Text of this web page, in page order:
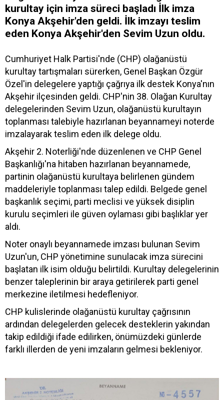
kurultay için imza süreci başladı İlk imza
Konya Akşehir'den geldi. İlk imzayı teslim
eden Konya Akşehir'den Sevim Uzun oldu.
Cumhuriyet Halk Partisi'nde (CHP) olağanüstü
kurultay tartışmaları sürerken, Genel Başkan Özgür
Özel'in delegelere yaptığı çağrıya ilk destek Konya'nın
Akşehir ilçesinden geldi. CHP'nin 38. Olağan Kurultay
delegelerinden Sevim Uzun, olağanüstü kurultayın
toplanması talebiyle hazırlanan beyannameyi noterde
imzalayarak teslim eden ilk delege oldu.
Akşehir 2. Noterliği'nde düzenlenen ve CHP Genel
Başkanlığı'na hitaben hazırlanan beyannamede,
partinin olağanüstü kurultaya belirlenen gündem
maddeleriyle toplanması talep edildi. Belgede genel
başkanlık seçimi, parti meclisi ve yüksek disiplin
kurulu seçimleri ile güven oylaması gibi başlıklar yer
aldı.
Noter onaylı beyannamede imzası bulunan Sevim
Uzun'un, CHP yönetimine sunulacak imza sürecini
başlatan ilk isim olduğu belirtildi. Kurultay delegelerinin
benzer taleplerinin bir araya getirilerek parti genel
merkezine iletilmesi hedefleniyor.
CHP kulislerinde olağanüstü kurultay çağrısının
ardından delegelerden gelecek desteklerin yakından
takip edildiği ifade edilirken, önümüzdeki günlerde
farklı illerden de yeni imzaların gelmesi bekleniyor.